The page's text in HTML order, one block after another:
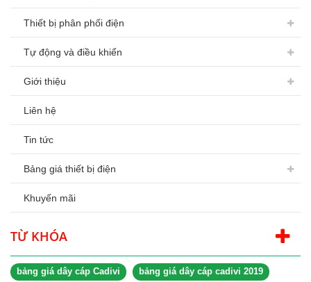
Thiết bị phân phối điện
Tự động và điều khiển
Giới thiệu
Liên hệ
Tin tức
Bảng giá thiết bị điện
Khuyến mãi
TỪ KHÓA
bảng giá dây cáp Cadivi bảng giá dây cáp cadivi 2019